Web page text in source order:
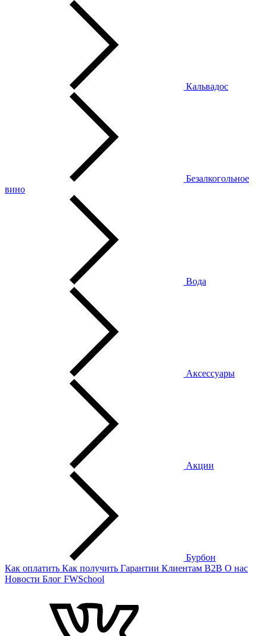
Кальвадос
Безалкогольное
вино
Вода
Аксессуары
Акции
Бурбон
Как оплатить Как получить Гарантии Клиентам B2B О нас
Новости Блог FWSchool